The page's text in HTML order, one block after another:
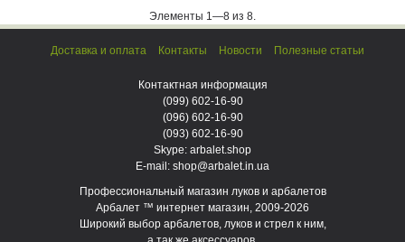
Элементы 1—8 из 8.
Профессиональный магазин луков и арбалетов
Арбалет ™ интернет магазин, 2009-2026
Широкий выбор арбалетов, луков и стрел к ним,
Доставка и оплата Контакты Новости Полезные статьи
Контактная информация
(099) 602-16-90
(096) 602-16-90
(093) 602-16-90
Skype: arbalet.shop
E-mail: shop@arbalet.in.ua